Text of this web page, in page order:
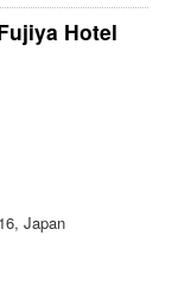
Hotel
Japan